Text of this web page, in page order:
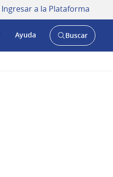
Ingresar a la Plataforma
Ayuda
AbrirBuscar